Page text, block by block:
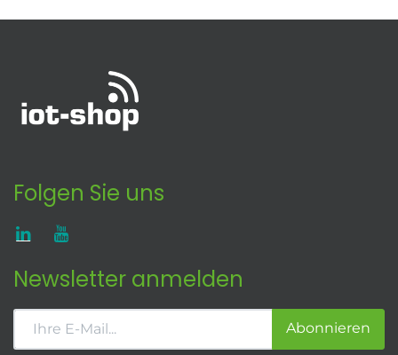
Folgen Sie uns
Newsletter anmelden
Abonnieren